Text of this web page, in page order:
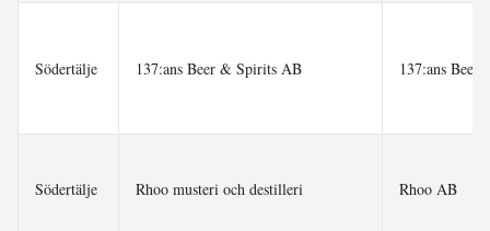
Södertälje 137:ans Beer & Spirits AB 137:ans
Södertälje Rhoo musteri och destilleri Rhoo AB